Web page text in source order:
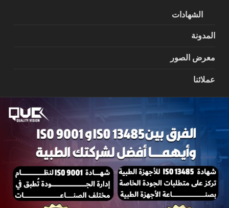
الشهادات
المدونة
معرض الصور
عملائنا